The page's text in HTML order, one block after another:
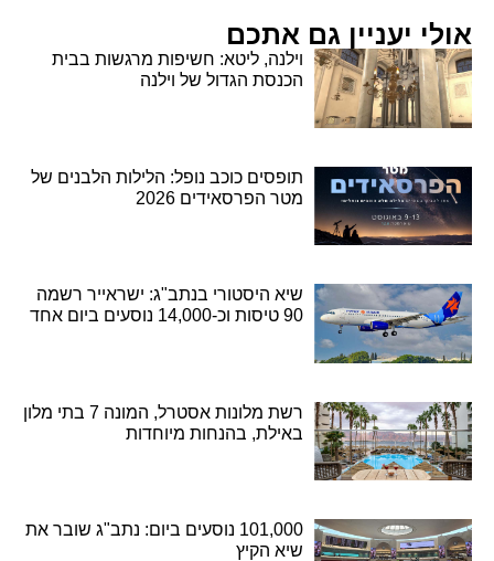
אולי יעניין גם אתכם
וילנה, ליטא: חשיפות מרגשות בבית
הכנסת הגדול של וילנה
תופסים כוכב נופל: הלילות הלבנים של
מטר הפרסאידים 2026
שיא היסטורי בנתב"ג: ישראייר רשמה
90 טיסות וכ-14,000 נוסעים ביום אחד
רשת מלונות אסטרל, המונה 7 בתי מלון
באילת, בהנחות מיוחדות
101,000 נוסעים ביום: נתב"ג שובר את
שיא הקיץ